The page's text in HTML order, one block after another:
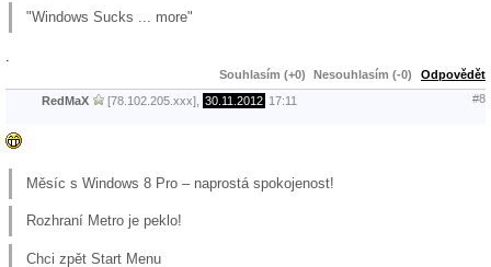
"Windows Sucks ... more"
Souhlasím (+0) Nesouhlasím (-0) Odpovědět
RedMaX [78.102.205.xxx], 30.11.2012 17:11 #8
Měsíc s Windows 8 Pro – naprostá spokojenost!
Rozhraní Metro je peklo!
Chci zpět Start Menu